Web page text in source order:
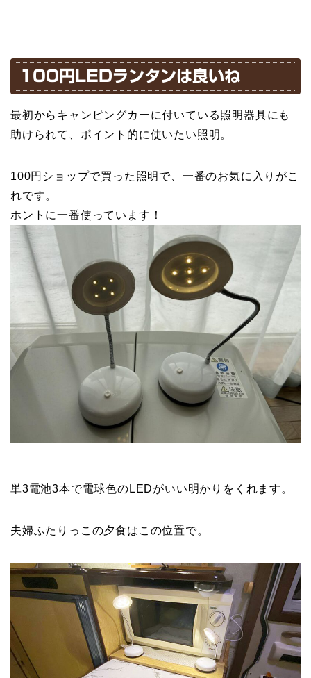
100円LEDランタンは良いね
最初からキャンピングカーに付いている照明器具にも
助けられて、ポイント的に使いたい照明。
100円ショップで買った照明で、一番のお気に入りがこ
れです。
ホントに一番使っています！
単3電池3本で電球色のLEDがいい明かりをくれます。
夫婦ふたりっこの夕食はこの位置で。